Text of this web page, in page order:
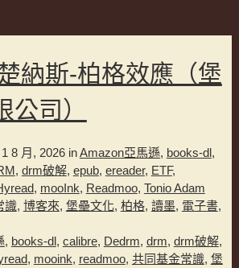
納斯-柏格效應（堡
公司）
8 月, 2026 inAmazon亞馬遜, books-dl,
, drm破解, epub, ereader, ETF,
, mooInk, Readmoo, Tonio Adam
識, 博客來, 堡壘文化, 柏格, 讀墨, 電子書,
, books-dl, calibre, Dedrm, drm, drm破解,
, mooink, readmoo, 共同基金常識, 堡